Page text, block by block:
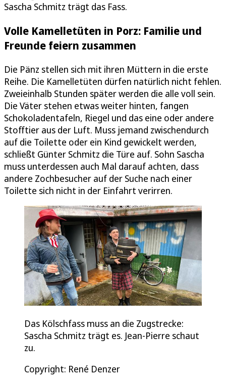
Sascha Schmitz trägt das Fass.
Volle Kamelletüten in Porz: Familie und
Freunde feiern zusammen
Die Pänz stellen sich mit ihren Müttern in die erste
Reihe. Die Kamelletüten dürfen natürlich nicht fehlen.
Zweieinhalb Stunden später werden die alle voll sein.
Die Väter stehen etwas weiter hinten, fangen
Schokoladentafeln, Riegel und das eine oder andere
Stofftier aus der Luft. Muss jemand zwischendurch
auf die Toilette oder ein Kind gewickelt werden,
schließt Günter Schmitz die Türe auf. Sohn Sascha
muss unterdessen auch Mal darauf achten, dass
andere Zochbesucher auf der Suche nach einer
Toilette sich nicht in der Einfahrt verirren.
Das Kölschfass muss an die Zugstrecke:
Sascha Schmitz trägt es. Jean-Pierre schaut
zu.
Copyright: René Denzer